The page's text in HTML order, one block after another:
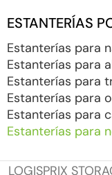
ESTANTERÍAS
Estanterías para
Estanterías para
Estanterías para
Estanterías para
Estanterías para
Estanterías para
LOGISPRIX